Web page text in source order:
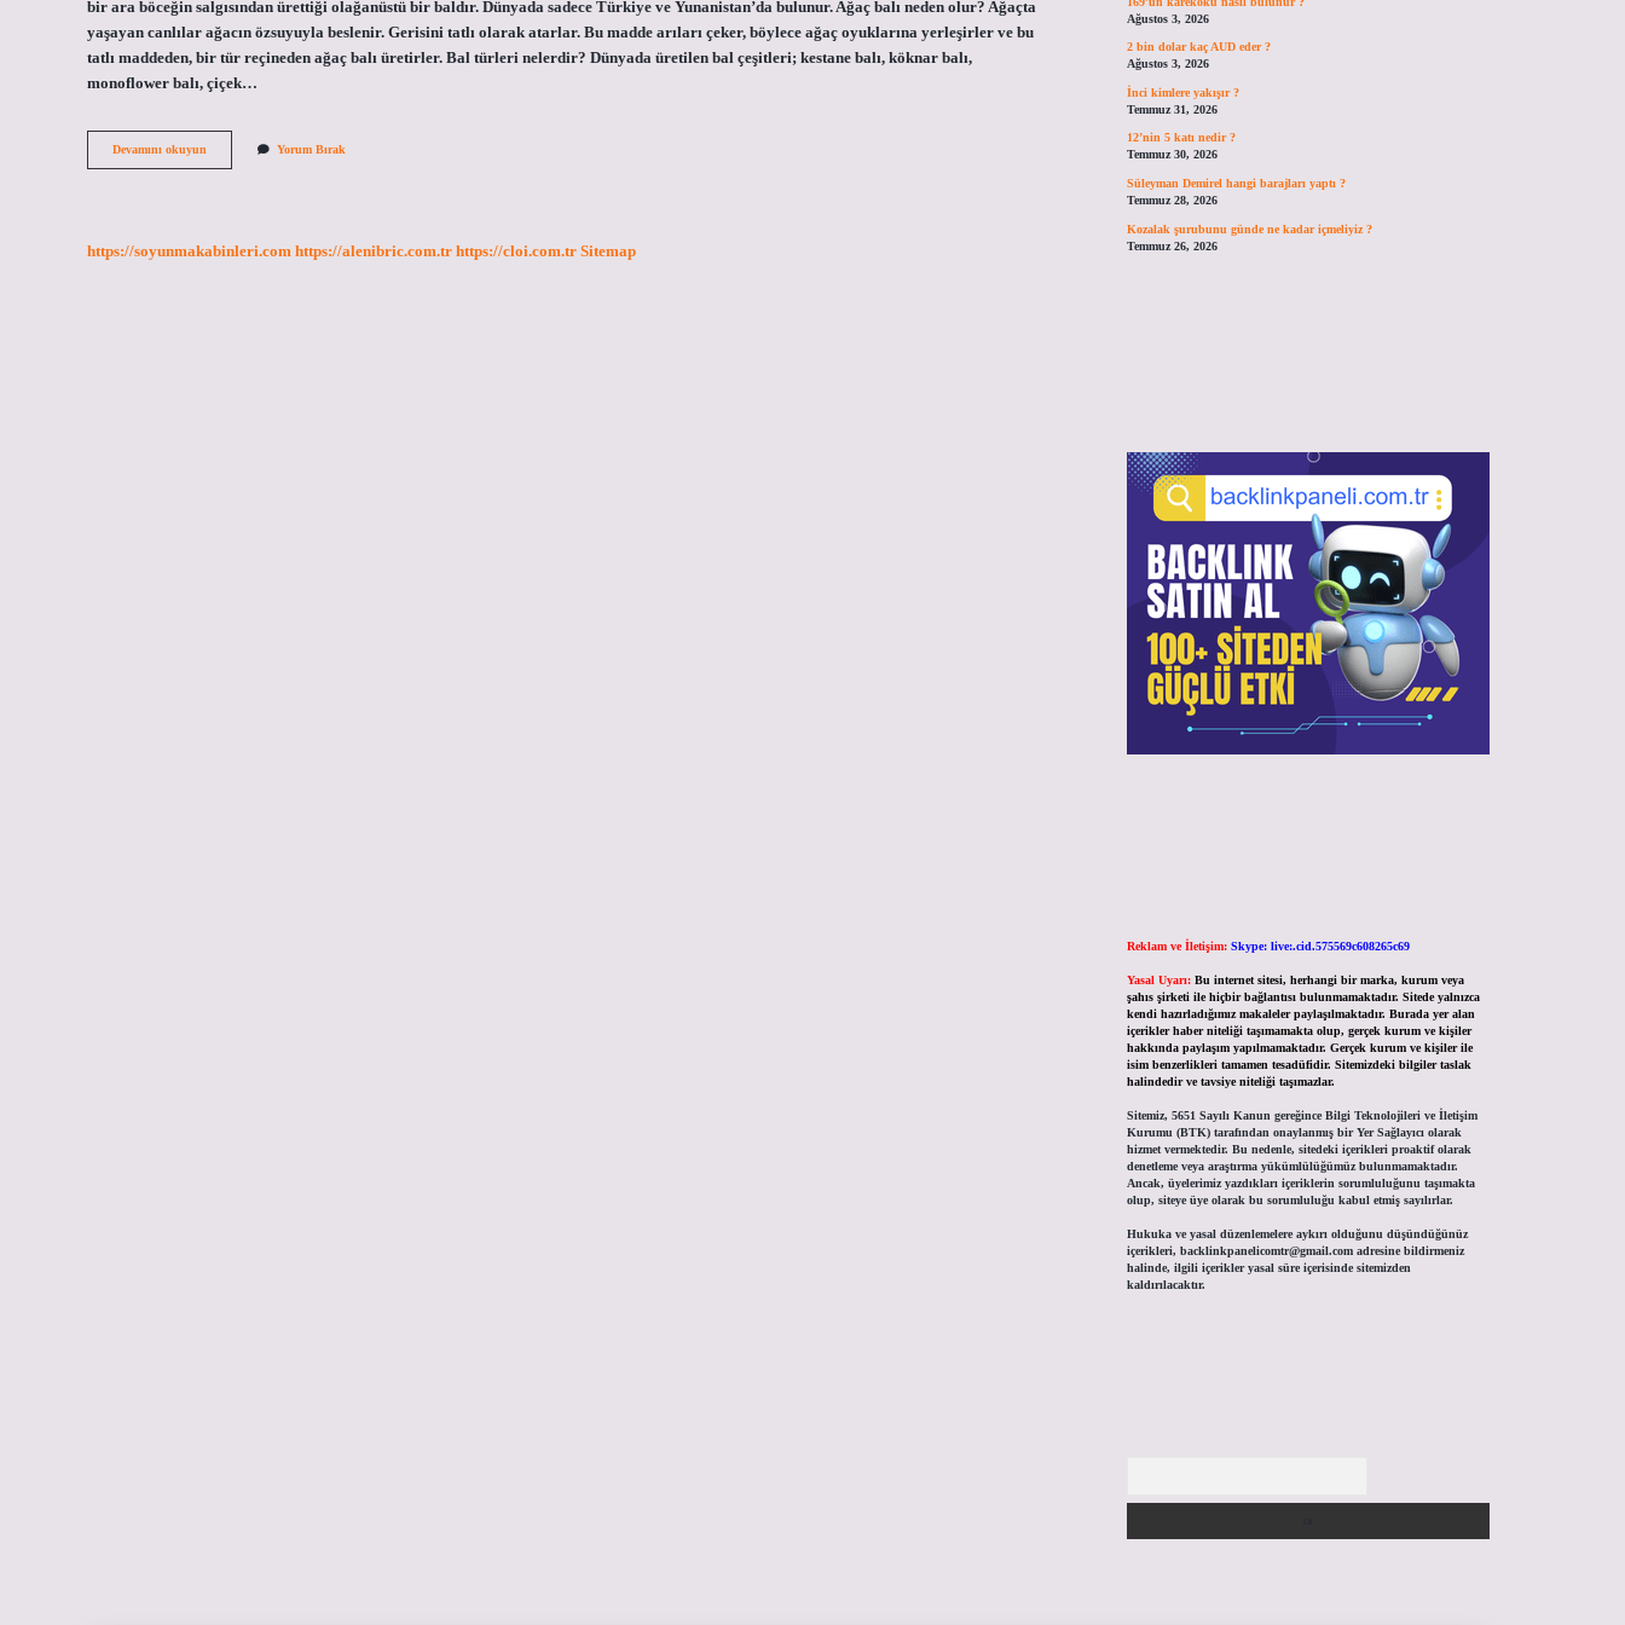
bir ara böceğin salgısından ürettiği olağanüstü bir baldır. Dünyada sadece Türkiye ve Yunanistan’da bulunur. Ağaç balı neden olur? Ağaçta
yaşayan canlılar ağacın özsuyuyla beslenir. Gerisini tatlı olarak atarlar. Bu madde arıları çeker, böylece ağaç oyuklarına yerleşirler ve bu
tatlı maddeden, bir tür reçineden ağaç balı üretirler. Bal türleri nelerdir? Dünyada üretilen bal çeşitleri; kestane balı, köknar balı,
monoflower balı, çiçek…
Devamını okuyun
Balına
Yorum Bırak
https://soyunmakabinleri.com https://alenibric.com.tr https://cloi.com.tr Sitemap
Ağustos 3, 2026
2 bin dolar kaç AUD eder ?
Ağustos 3, 2026
İnci kimlere yakışır ?
Temmuz 31, 2026
12’nin 5 katı nedir ?
Temmuz 30, 2026
Süleyman Demirel hangi barajları yaptı ?
Temmuz 28, 2026
Kozalak şurubunu günde ne kadar içmeliyiz ?
Temmuz 26, 2026
Reklam ve İletişim: Skype: live:.cid.575569c608265c69
Yasal Uyarı: Bu internet sitesi, herhangi bir marka, kurum veya
şahıs şirketi ile hiçbir bağlantısı bulunmamaktadır. Sitede yalnızca
kendi hazırladığımız makaleler paylaşılmaktadır. Burada yer alan
içerikler haber niteliği taşımamakta olup, gerçek kurum ve kişiler
hakkında paylaşım yapılmamaktadır. Gerçek kurum ve kişiler ile
isim benzerlikleri tamamen tesadüfidir. Sitemizdeki bilgiler taslak
halindedir ve tavsiye niteliği taşımazlar.
Sitemiz, 5651 Sayılı Kanun gereğince Bilgi Teknolojileri ve İletişim
Kurumu (BTK) tarafından onaylanmış bir Yer Sağlayıcı olarak
hizmet vermektedir. Bu nedenle, sitedeki içerikleri proaktif olarak
denetleme veya araştırma yükümlülüğümüz bulunmamaktadır.
Ancak, üyelerimiz yazdıkları içeriklerin sorumluluğunu taşımakta
olup, siteye üye olarak bu sorumluluğu kabul etmiş sayılırlar.
Hukuka ve yasal düzenlemelere aykırı olduğunu düşündüğünüz
içerikleri, backlinkpanelicomtr@gmail.comadresine bildirmeniz
halinde, ilgili içerikler yasal süre içerisinde sitemizden
kaldırılacaktır.